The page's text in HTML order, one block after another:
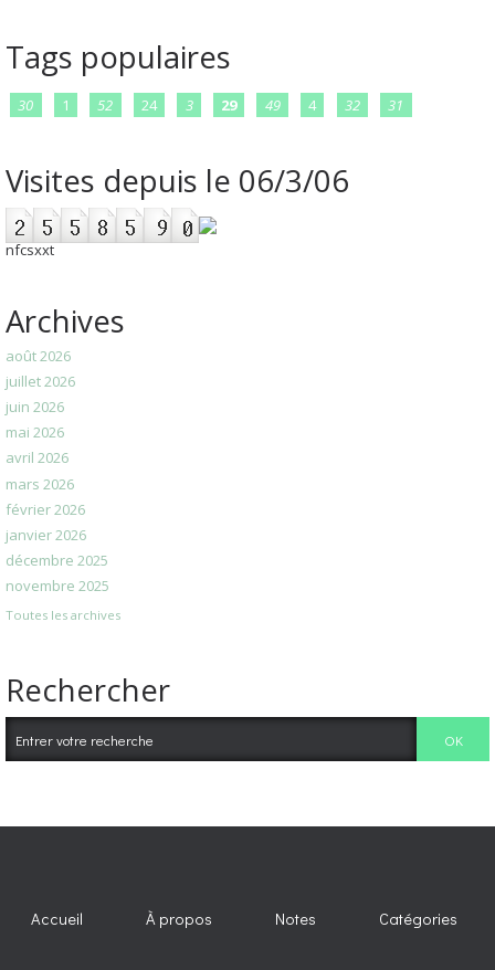
Tags populaires
30 1 52 24 3 29 49 4 32 31
Visites depuis le 06/3/06
nfcsxxt
Archives
août 2026
juillet 2026
juin 2026
mai 2026
avril 2026
mars 2026
février 2026
janvier 2026
décembre 2025
novembre 2025
Toutes les archives
Rechercher
Accueil À propos Notes Catégories